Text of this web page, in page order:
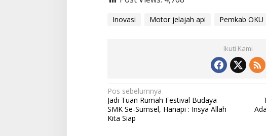
Inovasi Motor jelajah api Pemkab OKU
Ikuti Kami
Navigasi
pos
Pos sebelumnya
Jadi Tuan Rumah Festival Budaya
SMK Se-Sumsel, Hanapi : Insya Allah
Kita Siap